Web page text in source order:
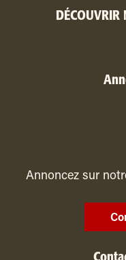
DÉCOUVRIR
Annoncez sur